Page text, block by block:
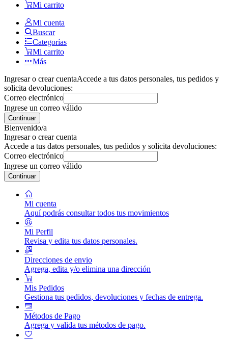
Mi carrito
Mi cuenta
Buscar
Categorías
Mi carrito
Más
Ingresar o crear cuentaAccede a tus datos personales, tus pedidos y
solicita devoluciones:
Correo electrónico
Ingrese un correo válido
Continuar
Bienvenido/a
Ingresar o crear cuenta
Accede a tus datos personales, tus pedidos y solicita devoluciones:
Correo electrónico
Ingrese un correo válido
Continuar
Mi cuenta
Aquí podrás consultar todos tus movimientos
Mi Perfil
Revisa y edita tus datos personales.
Direcciones de envio
Agrega, edita y/o elimina una dirección
Mis Pedidos
Gestiona tus pedidos, devoluciones y fechas de entrega.
Métodos de Pago
Agrega y valida tus métodos de pago.